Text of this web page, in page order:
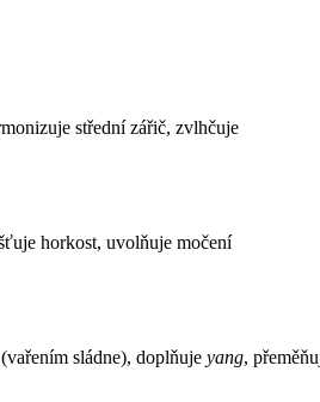
střední zářič, zvlhčuje
horkost, uvolňuje močení
sládne), doplňuje yang,